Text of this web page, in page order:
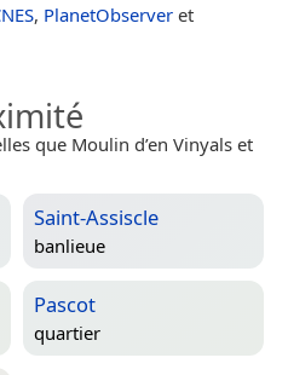
, PlanetObserver et
que Moulin d’en Vinyals et
Saint-Assiscle
banlieue
Pascot
quartier